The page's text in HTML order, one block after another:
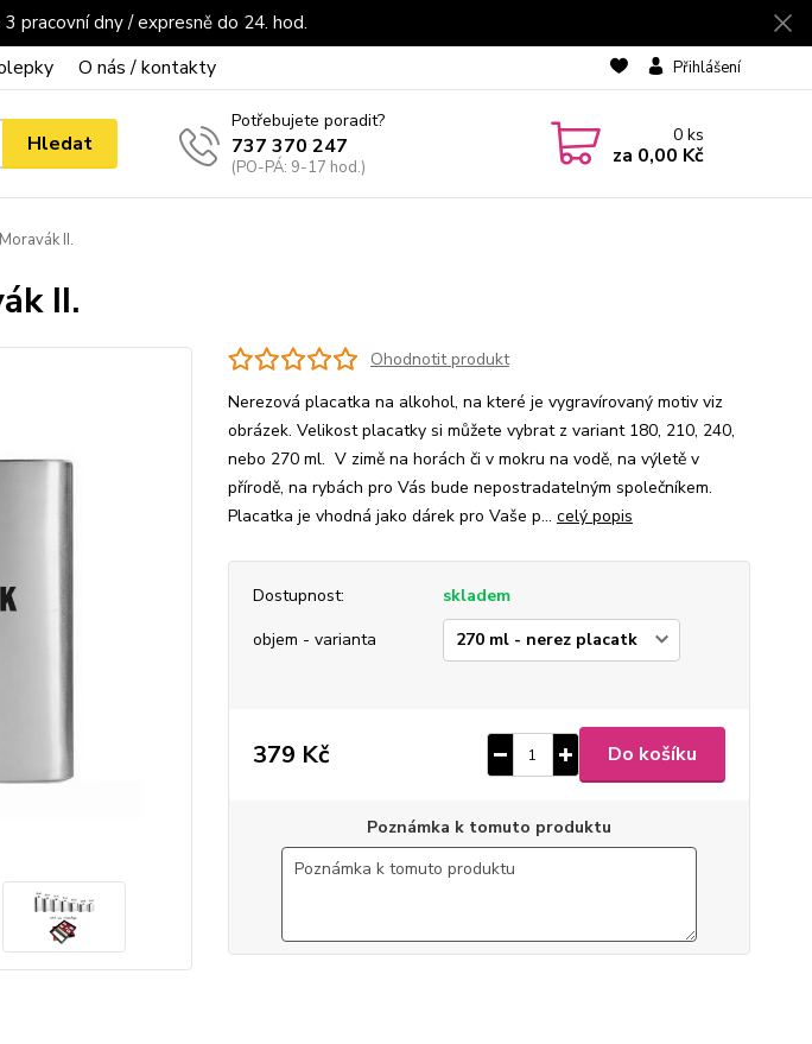
pracovní dny / expresně do 24. hod.
O nás / kontakty Přihlášení
Hledat
Potřebujete poradit?
737 370 247
(PO-PÁ: 9-17 hod.)
0ks
za 0,00 Kč
II.
II.
Ohodnotit produkt
Nerezová placatka na alkohol, na které je vygravírovaný motiv viz
obrázek. Velikost placatky si můžete vybrat z variant 180, 210, 240,
nebo 270 ml. V zimě na horách či v mokru na vodě, na výletě v
přírodě, na rybách pro Vás bude nepostradatelným společníkem.
Placatka je vhodná jako dárek pro Vaše p... celý popis
Dostupnost:
skladem
objem - varianta
379 Kč Do košíku
Poznámka k tomuto produktu